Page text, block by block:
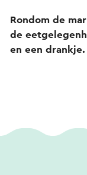
Rondom de
de
en een drankje.